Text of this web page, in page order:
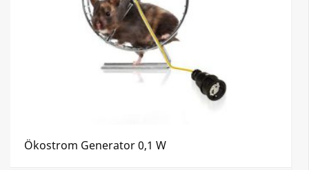
Ökostrom Generator 0,1 W